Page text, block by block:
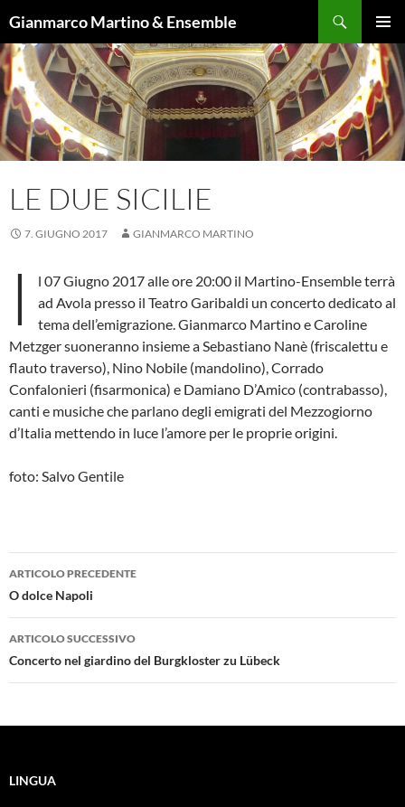
contenuto
Gianmarco Martino & Ensemble
MENU
LE DUE SICILIE
7. GIUGNO 2017 GIANMARCO MARTINO
I
l 07 Giugno 2017 alle ore 20:00 il Martino-Ensemble terrà
ad Avola presso il Teatro Garibaldi un concerto dedicato al
tema dell’emigrazione. Gianmarco Martino e Caroline
Metzger suoneranno insieme a Sebastiano Nanè (friscalettu e
flauto traverso), Nino Nobile (mandolino), Corrado
Confalonieri (fisarmonica) e Damiano D’Amico (contrabasso),
canti e musiche che parlano degli emigrati del Mezzogiorno
d’Italia mettendo in luce l’amore per le proprie origini.
foto: Salvo Gentile
Navigazione
articolo
ARTICOLO PRECEDENTE
O dolce Napoli
ARTICOLO SUCCESSIVO
Concerto nel giardino del Burgkloster zu Lübeck
LINGUA